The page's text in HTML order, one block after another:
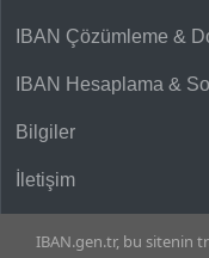
IBAN Çözümleme &
IBAN Hesaplama &
Bilgiler
İletişim
IBAN.gen.tr, bu sitenin